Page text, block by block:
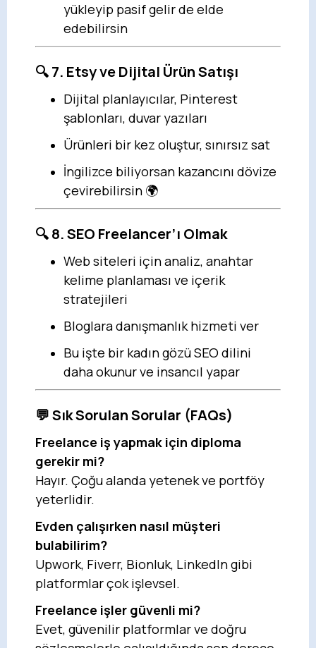
yükleyip pasif gelir de elde
edebilirsin
🔍 7. Etsy ve Dijital Ürün Satışı
Dijital planlayıcılar, Pinterest
şablonları, duvar yazıları
Ürünleri bir kez oluştur, sınırsız sat
İngilizce biliyorsan kazancını dövize
çevirebilirsin 🌍
🔍 8. SEO Freelancer’ı Olmak
Web siteleri için analiz, anahtar
kelime planlaması ve içerik
stratejileri
Bloglara danışmanlık hizmeti ver
Bu işte bir kadın gözü SEO dilini
daha okunur ve insancıl yapar
💬 Sık Sorulan Sorular (FAQs)
Freelance iş yapmak için diploma
gerekir mi?
Hayır. Çoğu alanda yetenek ve portföy
yeterlidir.
Evden çalışırken nasıl müşteri
bulabilirim?
Upwork, Fiverr, Bionluk, LinkedIn gibi
platformlar çok işlevsel.
Freelance işler güvenli mi?
Evet, güvenilir platformlar ve doğru